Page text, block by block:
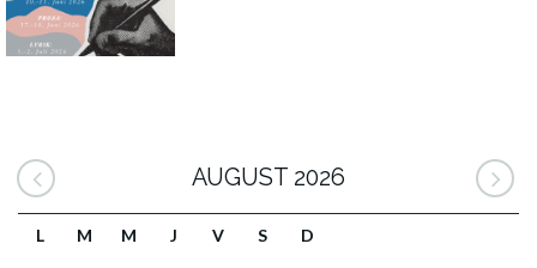
AUGUST 2026
L M M J V S D